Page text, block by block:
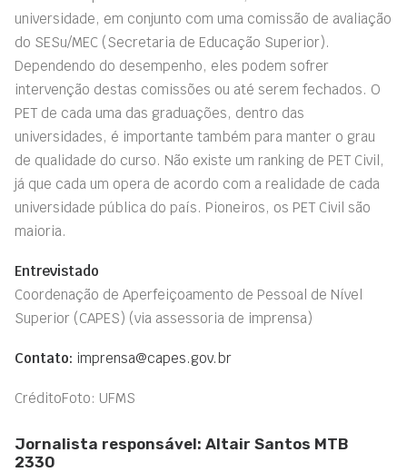
universidade, em conjunto com uma comissão de avaliação
do SESu/MEC (Secretaria de Educação Superior).
Dependendo do desempenho, eles podem sofrer
intervenção destas comissões ou até serem fechados. O
PET de cada uma das graduações, dentro das
universidades, é importante também para manter o grau
de qualidade do curso. Não existe um ranking de PET Civil,
já que cada um opera de acordo com a realidade de cada
universidade pública do país. Pioneiros, os PET Civil são
maioria.
Entrevistado
Coordenação de Aperfeiçoamento de Pessoal de Nível
Superior (CAPES) (via assessoria de imprensa)
Contato: imprensa@capes.gov.br
CréditoFoto: UFMS
Jornalista responsável: Altair Santos MTB
2330